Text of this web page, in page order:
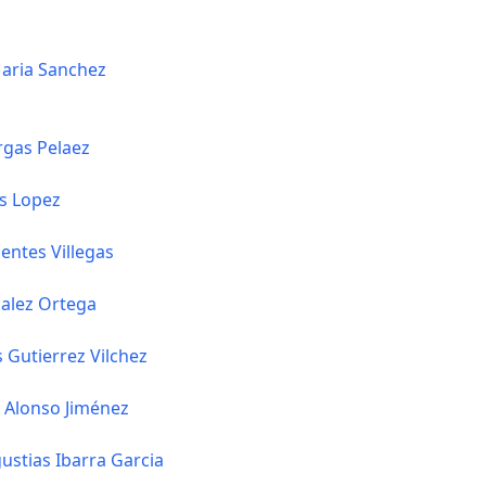
Sanchez
Pelaez
Lopez
Villegas
Ortega
Gutierrez Vilchez
Jiménez
Ibarra Garcia